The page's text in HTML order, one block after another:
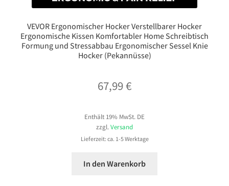
VEVOR Ergonomischer Hocker Verstellbarer Hocker
Ergonomische Kissen Komfortabler Home Schreibtisch
Formung und Stressabbau Ergonomischer Sessel Knie
Hocker (Pekannüsse)
67,99€
Enthält 19% MwSt. DE
zzgl. Versand
Lieferzeit: ca. 1-5 Werktage
In den Warenkorb